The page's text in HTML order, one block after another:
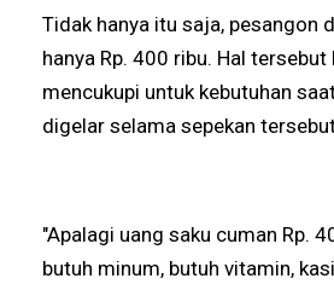
Tidak hanya itu saja, pesangon
hanya Rp. 400 ribu. Hal
mencukupi untuk kebutuhan
digelar selama sepekan
"Apalagi uang saku cuman Rp.
butuh minum, butuh vitamin,